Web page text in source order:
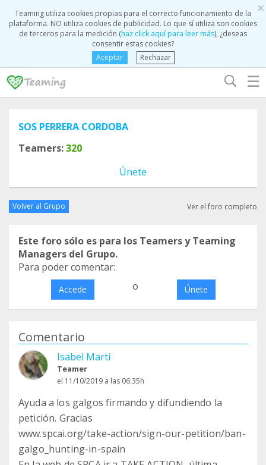
×
Teaming utiliza cookies propias para el correcto funcionamiento de la
plataforma. NO utiliza cookies de publicidad. Lo que sí utiliza son cookies
de terceros para la medición (haz click aquí para leer más), ¿deseas
consentir estas cookies?
Aceptar
Rechazar
☰
SOS PERRERA CORDOBA
Teamers:320
Únete
Volver al Grupo Ver el foro completo
Este foro sólo es para los Teamers y Teaming
Managers del Grupo.
Para poder comentar:
Accede o Únete
Comentario
Isabel Marti
Teamer
el 11/10/2019 a las 06:35h
Ayuda a los galgos firmando y difundiendo la
petición. Gracias
www.spcai.org/take-action/sign-our-petition/ban-
galgo_hunting-in-spain